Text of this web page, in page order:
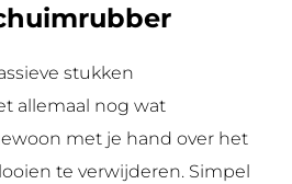
stukken
allemaal nog wat
met je hand over het
te verwijderen. Simpel